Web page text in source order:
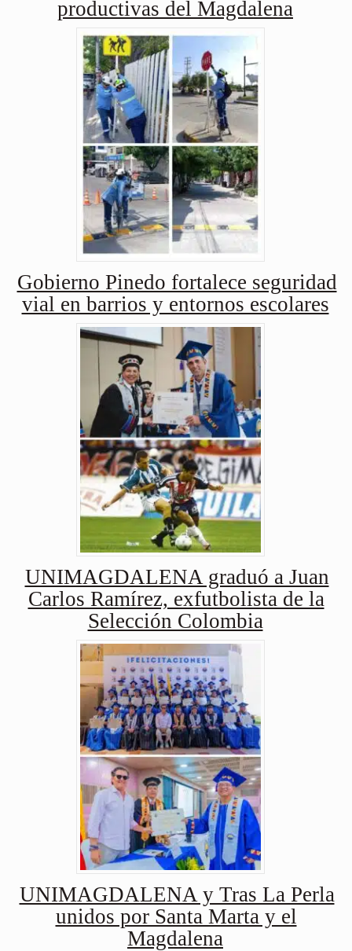
productivas del Magdalena
Gobierno Pinedo fortalece seguridad
vial en barrios y entornos escolares
UNIMAGDALENA graduó a Juan
Carlos Ramírez, exfutbolista de la
Selección Colombia
UNIMAGDALENA y Tras La Perla
unidos por Santa Marta y el
Magdalena